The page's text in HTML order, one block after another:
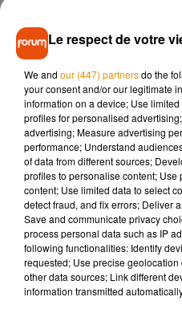
d’une mère originaire d’Italie
théâtre Schaubühne
C’est à partir de là qu’il
Wender. Ce dernier lui offre
de l'ange Damiel dans"Les
une décennie plus tard, en
une distinction léguée par le
langue allemande à celui qui,
S'il a joué dans plus d'une
se souviennent de son rôle
film "La Chute" qui raconte les
nazi. À l'époque, les critiques
l’interprétation de Bruno
grands acteurs du cinéma
Le respect de votre
We and our (447) partnersdo the
your consent and/or our legitimate
information on a device; Use
profiles for personalised
advertising; Measure advertising
performance; Understand
of data from different sources;
profiles to personalise content;
content; Use limited data to select
detect fraud, and fix errors; Deliver
Save and communicate privacy
process personal data such as IP
following functionalities: Identify
requested; Use precise
other data sources; Link different
information transmitted